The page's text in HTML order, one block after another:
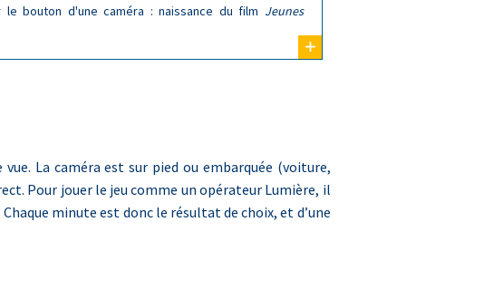
bouton d'une caméra : naissance du film Jeunes
La caméra est sur pied ou embarquée (voiture,
Pour jouer le jeu comme un opérateur Lumière, il
minute est donc le résultat de choix, et d’une